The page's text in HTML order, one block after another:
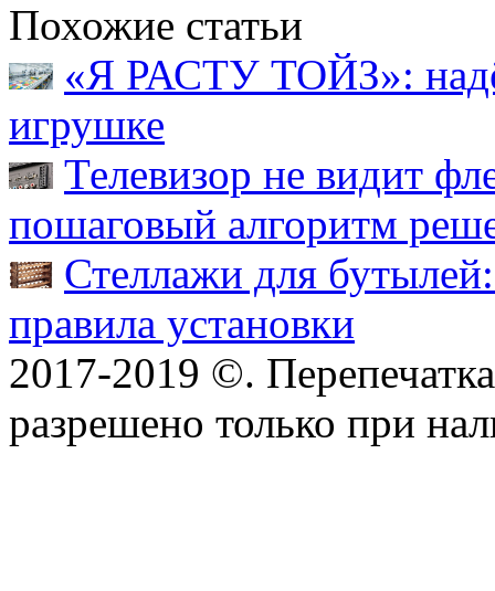
Похожие статьи
«Я РАСТУ ТОЙЗ»:
игрушке
Телевизор не видит
пошаговый алгоритм
Стеллажи для
правила установки
2017-2019 ©. Перепечатка
разрешено только при